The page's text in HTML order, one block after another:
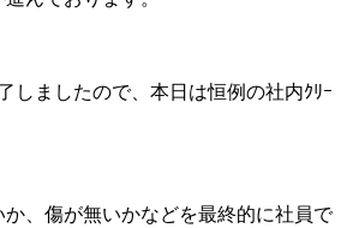
しましたので、本日は恒例の社内ｸﾘｰ
、傷が無いかなどを最終的に社員で